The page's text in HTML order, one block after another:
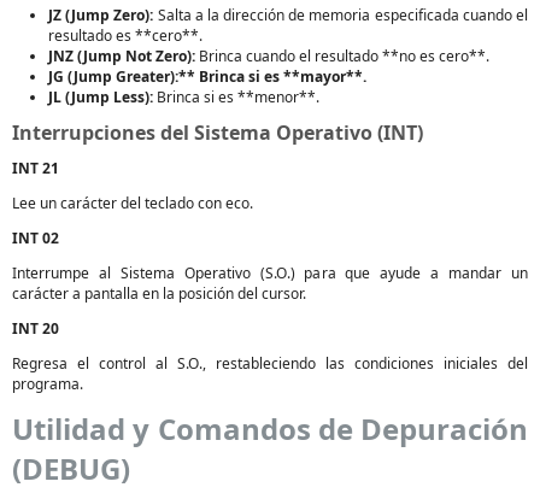
JZ (Jump Zero): Salta a la dirección de memoria especificada cuando el
resultado es **cero**.
JNZ (Jump Not Zero): Brinca cuando el resultado **no es cero**.
JG (Jump Greater):** Brinca si es **mayor**.
JL (Jump Less): Brinca si es **menor**.
Interrupciones del Sistema Operativo (INT)
INT 21
Lee un carácter del teclado con eco.
INT 02
Interrumpe al Sistema Operativo (S.O.) para que ayude a mandar un
carácter a pantalla en la posición del cursor.
INT 20
Regresa el control al S.O., restableciendo las condiciones iniciales del
programa.
Utilidad y Comandos de Depuración
(DEBUG)